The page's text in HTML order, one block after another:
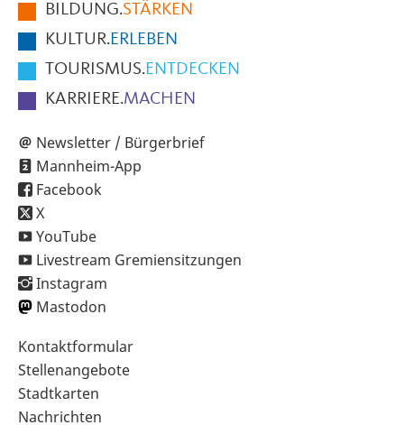
SeiteBILDUNG.STÄRKEN
KULTUR.ERLEBEN
TOURISMUS.ENTDECKEN
KARRIERE.MACHEN
Newsletter / Bürgerbrief
Mannheim-App
Facebook
X
YouTube
Livestream Gremiensitzungen
Instagram
Mastodon
Sekundärnavigation
im
Fußbereich
Kontaktformular
Stellenangebote
Stadtkarten
Nachrichten